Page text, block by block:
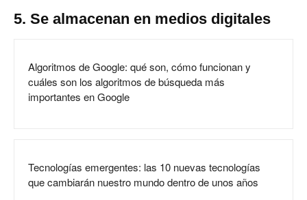
5. Se almacenan en medios digitales
Algoritmos de Google: qué son, cómo funcionan y
cuáles son los algoritmos de búsqueda más
importantes en Google
Tecnologías emergentes: las 10 nuevas tecnologías
que cambiarán nuestro mundo dentro de unos años